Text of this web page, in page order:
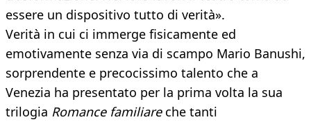
essere un dispositivo tutto di verità».
Verità in cui ci immerge fisicamente ed
emotivamente senza via di scampo Mario Banushi,
sorprendente e precocissimo talento che a
Venezia ha presentato per la prima volta la sua
trilogia Romance familiareche tanti